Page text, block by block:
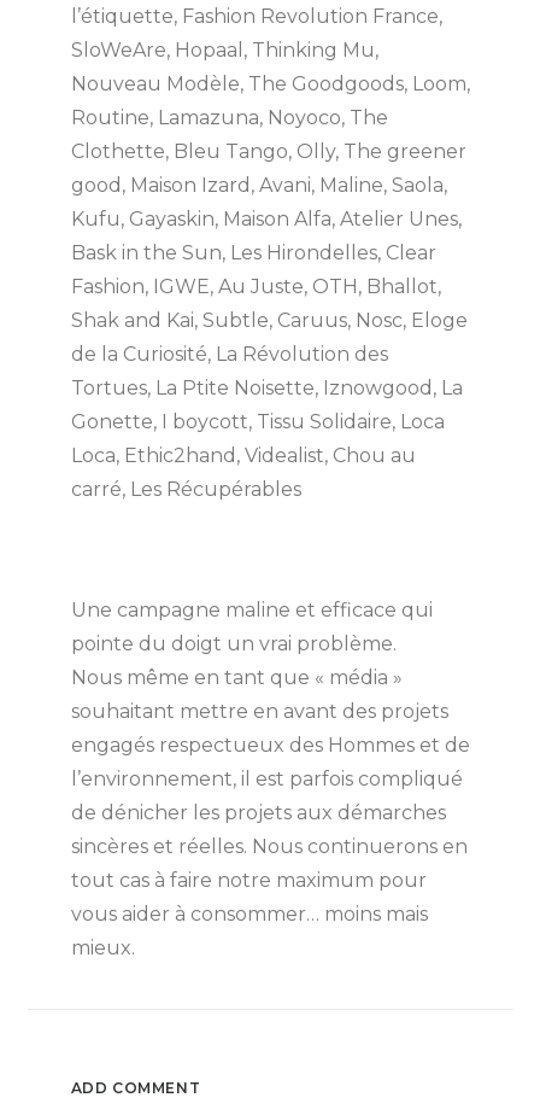
l’étiquette, Fashion Revolution France,
SloWeAre, Hopaal, Thinking Mu,
Nouveau Modèle, The Goodgoods, Loom,
Routine, Lamazuna, Noyoco, The
Clothette, Bleu Tango, Olly, The greener
good, Maison Izard, Avani, Maline, Saola,
Kufu, Gayaskin, Maison Alfa, Atelier Unes,
Bask in the Sun, Les Hirondelles, Clear
Fashion, IGWE, Au Juste, OTH, Bhallot,
Shak and Kai, Subtle, Caruus, Nosc, Eloge
de la Curiosité, La Révolution des
Tortues, La Ptite Noisette, Iznowgood, La
Gonette, I boycott, Tissu Solidaire, Loca
Loca, Ethic2hand, Videalist, Chou au
carré, Les Récupérables
Une campagne maline et efficace qui
pointe du doigt un vrai problème.
Nous même en tant que « média »
souhaitant mettre en avant des projets
engagés respectueux des Hommes et de
l’environnement, il est parfois compliqué
de dénicher les projets aux démarches
sincères et réelles. Nous continuerons en
tout cas à faire notre maximum pour
vous aider à consommer… moins mais
mieux.
ADD COMMENT